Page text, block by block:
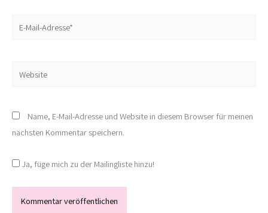
Name, E-Mail-Adresse und Website in diesem Browser für meinen
nächsten Kommentar speichern.
Ja, füge mich zu der Mailingliste hinzu!